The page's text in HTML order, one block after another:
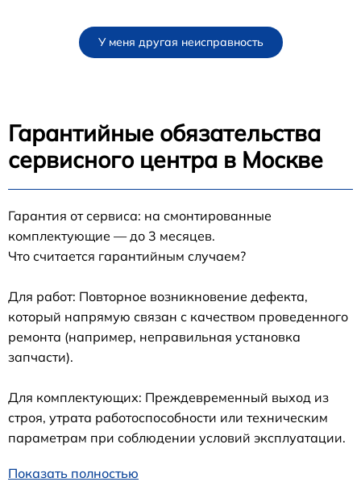
У меня другая неисправность
Гарантийные обязательства
сервисного центра в Москве
Гарантия от сервиса: на смонтированные
комплектующие — до 3 месяцев.
Что считается гарантийным случаем?
Для работ: Повторное возникновение дефекта,
который напрямую связан с качеством проведенного
ремонта (например, неправильная установка
запчасти).
Для комплектующих: Преждевременный выход из
строя, утрата работоспособности или техническим
параметрам при соблюдении условий эксплуатации.
Показать полностью